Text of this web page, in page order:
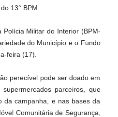
13° BPM
Polícia Militar do Interior (BPM-
do Município e o Fundo
feira (17).
perecível pode ser doado em
parceiros, que
da campanha, e nas bases da
Comunitária de Segurança,